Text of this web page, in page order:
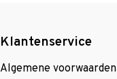
Klantenservice
Algemene voorwaarden